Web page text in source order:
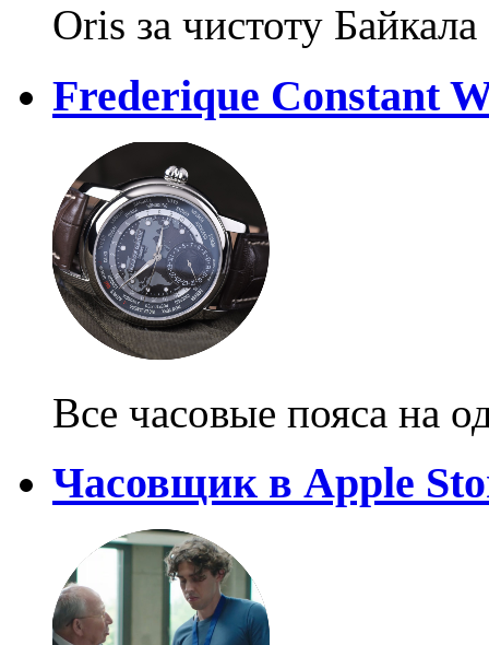
Oris за чистоту Байкала
Frederique Constant
Все часовые пояса на
Часовщик в Apple